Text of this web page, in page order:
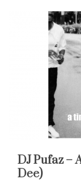
DJ Pufaz –
Dee)